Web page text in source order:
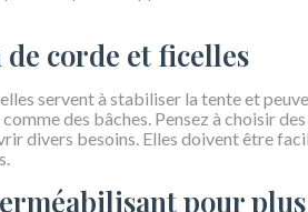
corde et ficelles
servent à stabiliser la tente et
des bâches. Pensez à choisir des
divers besoins. Elles doivent être
pour